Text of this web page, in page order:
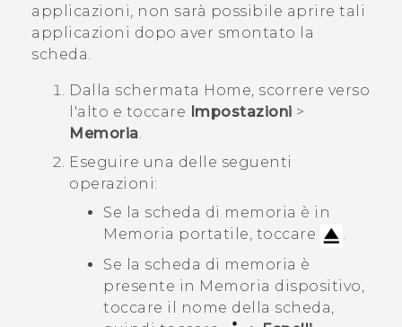
applicazioni, non sarà possibile aprire tali
applicazioni dopo aver smontato la
scheda.
Dalla schermata Home, scorrere verso
l'alto e toccare
Impostazioni >
Memoria.
Eseguire una delle seguenti
operazioni:
Se la scheda di memoria è in
Memoria portatile, toccare
.
Se la scheda di memoria è
presente in Memoria dispositivo
toccare il nome della scheda,